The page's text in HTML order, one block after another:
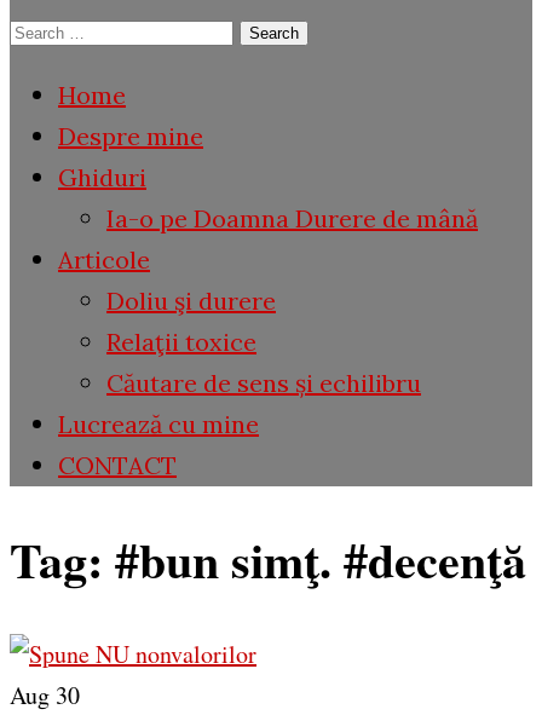
Search
Home
Despre mine
Ghiduri
Ia-o pe Doamna Durere de mână
Articole
Doliu şi durere
Relaţii toxice
Căutare de sens și echilibru
Lucrează cu mine
CONTACT
Tag: #bun simţ. #decenţă
Aug 30